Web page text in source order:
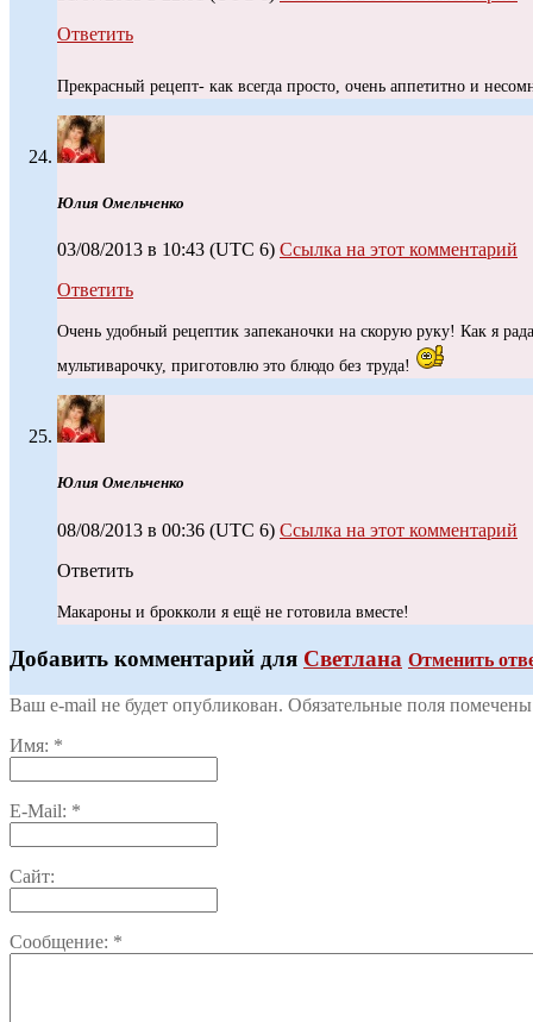
Ответить
Прекрасный рецепт- как всегда просто, очень аппетитно и
Юлия Омельченко
03/08/2013 в 10:43 (UTC 6) Ссылка на этот комментарий
Ответить
Очень удобный рецептик запеканочки на скорую руку! Как я
мультиварочку, приготовлю это блюдо без труда!
Юлия Омельченко
08/08/2013 в 00:36 (UTC 6) Ссылка на этот комментарий
Ответить
Макароны и брокколи я ещё не готовила вместе!
Добавить комментарий для Светлана Отменить
Ваш e-mail не будет опубликован. Обязательные поля
Имя: *
E-Mail: *
Сайт:
Сообщение: *